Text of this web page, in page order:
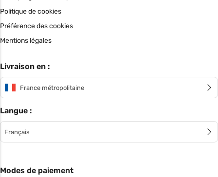
Politique de cookies
Préférence des cookies
Mentions légales
Livraison en :
France métropolitaine
Langue :
Français
Modes de paiement